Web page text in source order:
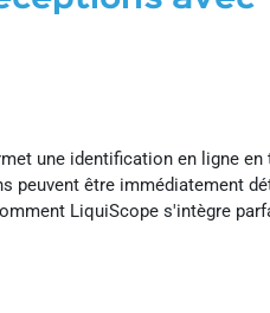
une identification en ligne en
peuvent être immédiatement
LiquiScope s'intègre